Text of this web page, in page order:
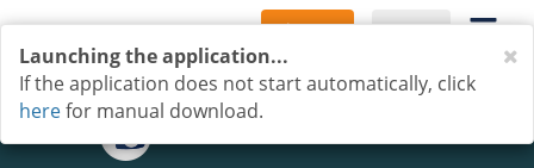
Sign Up Log In
Launching the application...
If the application does not start automatically, click
herefor manual download.